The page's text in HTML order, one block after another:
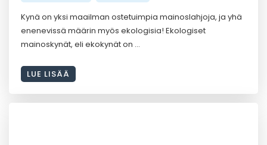
Kynä on yksi maailman ostetuimpia mainoslahjoja, ja yhä
enenevissä määrin myös ekologisia! Ekologiset
mainoskynät, eli ekokynät on
LUE LISÄÄ